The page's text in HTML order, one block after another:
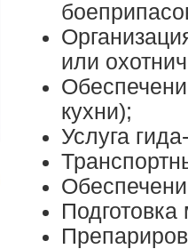
или
кухни);
Услуга